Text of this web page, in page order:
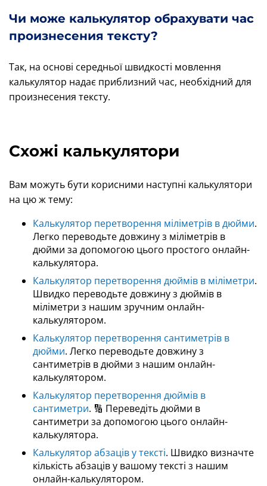
Чи може калькулятор обрахувати час
произнесения тексту?
Так, на основі середньої швидкості мовлення
калькулятор надає приблизний час, необхідний для
произнесения тексту.
Схожі калькулятори
Вам можуть бути корисними наступні калькулятори
на цю ж тему:
Калькулятор перетворення міліметрів в дюйми.
Легко переводьте довжину з міліметрів в
дюйми за допомогою цього простого онлайн-
калькулятора.
Калькулятор перетворення дюймів в міліметри.
Швидко переводьте довжину з дюймів в
міліметри з нашим зручним онлайн-
калькулятором.
Калькулятор перетворення сантиметрів в
дюйми. Легко переводьте довжину з
сантиметрів в дюйми з нашим онлайн-
калькулятором.
Калькулятор перетворення дюймів в
сантиметри. 🔢 Переведіть дюйми в
сантиметри за допомогою цього онлайн-
калькулятора.
Калькулятор абзаців у тексті. Швидко визначте
кількість абзаців у вашому тексті з нашим
онлайн-калькулятором.